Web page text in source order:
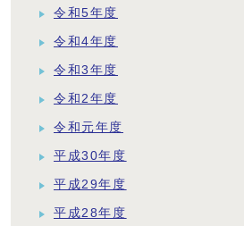
令和5年度
令和4年度
令和3年度
令和2年度
令和元年度
平成30年度
平成29年度
平成28年度